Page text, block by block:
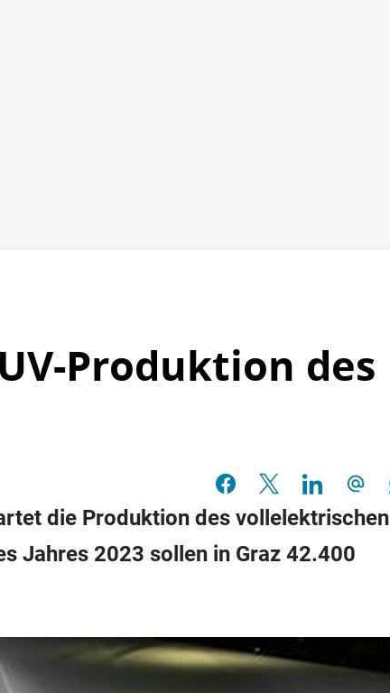
Produktion des
die Produktion des vollelektrischen
Jahres 2023 sollen in Graz 42.400